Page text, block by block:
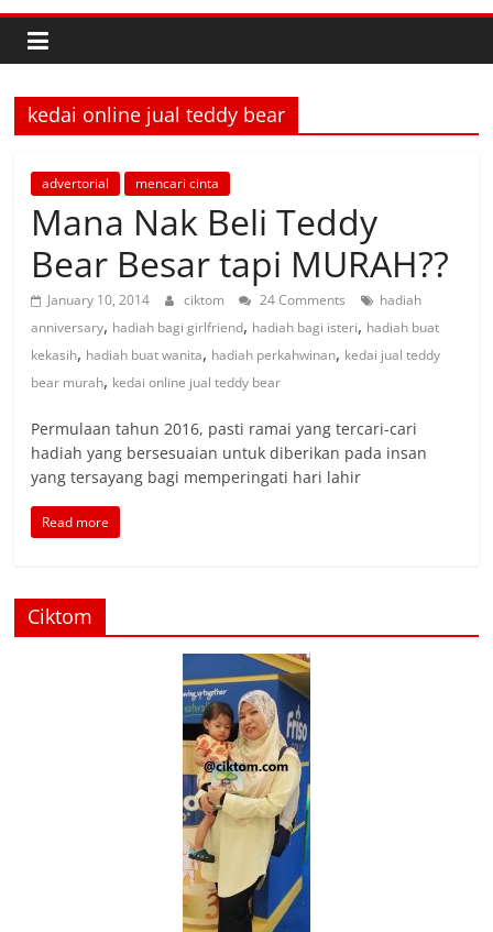
kedai online jual teddy bear
advertorial mencari cinta
Mana Nak Beli Teddy
Bear Besar tapi MURAH??
January 10, 2014 ciktom 24 Comments
hadiah
anniversary, hadiah bagi girlfriend, hadiah bagi isteri, hadiah buat
kekasih, hadiah buat wanita, hadiah perkahwinan, kedai jual teddy
bear murah, kedai online jual teddy bear
Permulaan tahun 2016, pasti ramai yang tercari-cari
hadiah yang bersesuaian untuk diberikan pada insan
yang tersayang bagi memperingati hari lahir
Read more
Ciktom